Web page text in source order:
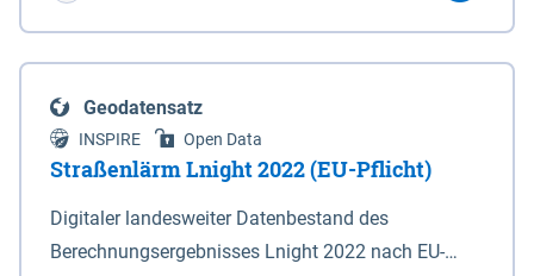
projizierte Koordinaten im Europäischen
Terrestrischen Referenzsystem 1989 (ETRS 89) mit
der Universalen Transversalen Mercator-Abbildung
bezogen auf die Zone 32 N (UTM 32N) dargestellt
(Anlage 4); Gleiches gilt für die geografischen
Geodatensatz
INSPIRE Open Data
Straßenlärm Lnight 2022 (EU-Pflicht)
Digitaler landesweiter Datenbestand des
Berechnungsergebnisses Lnight 2022 nach EU-